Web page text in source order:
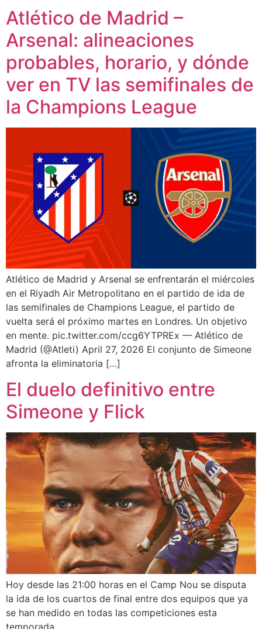
Atlético de Madrid –
Arsenal: alineaciones
probables, horario, y dónde
ver en TV las semifinales de
la Champions League
Atlético de Madrid y Arsenal se enfrentarán el miércoles
en el Riyadh Air Metropolitano en el partido de ida de
las semifinales de Champions League, el partido de
vuelta será el próximo martes en Londres. Un objetivo
en mente. pic.twitter.com/ccg6YTPREx — Atlético de
Madrid (@Atleti) April 27, 2026 El conjunto de Simeone
afronta la eliminatoria […]
El duelo definitivo entre
Simeone y Flick
Hoy desde las 21:00 horas en el Camp Nou se disputa
la ida de los cuartos de final entre dos equipos que ya
se han medido en todas las competiciones esta
temporada